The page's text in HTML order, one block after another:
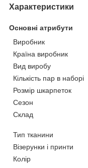
Характеристики
Основні атрибути
Виробник
Країна виробник
Вид виробу
Кількість пар в наборі
Розмір шкарпеток
Сезон
Склад
Тип тканини
Візерунки і принти
Колір